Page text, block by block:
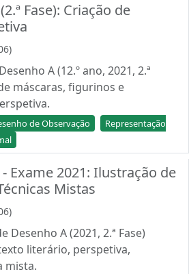
Fase): Criação de
A (12.º ano, 2021, 2.ª
máscaras, figurinos e
de Observação
Representação
- Exame 2021: Ilustração de
Mistas
Desenho A (2021, 2.ª Fase)
literário, perspetiva,
mista.